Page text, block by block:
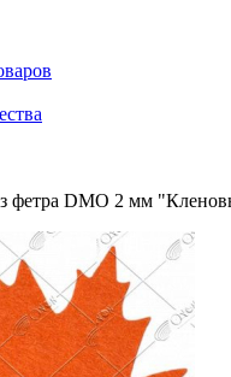
фетра DMO 2 мм